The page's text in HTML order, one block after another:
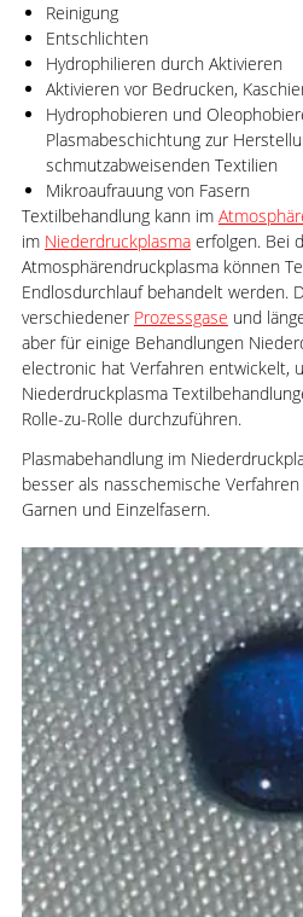
Reinigung
Entschlichten
Hydrophilieren durch Aktivieren
Aktivieren vor Bedrucken,
Hydrophobieren und
Plasmabeschichtung zur
schmutzabweisenden Textilien
Mikroaufrauung von Fasern
Textilbehandlung kann im
im Niederdruckplasmaerfolgen. Bei
Atmosphärendruckplasma können
Endlosdurchlauf behandelt werden.
verschiedener Prozessgase und
aber für einige Behandlungen
electronic hat Verfahren entwickelt,
Niederdruckplasma
Rolle-zu-Rolle durchzuführen.
Plasmabehandlung im
besser als nasschemische
Garnen und Einzelfasern.